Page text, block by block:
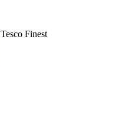
Tesco Finest